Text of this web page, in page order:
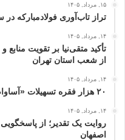
۱۵, مرداد, ۱۴۰۵
تراز تاب‌آوری فولادمبارکه در
۱۴, مرداد, ۱۴۰۵
تأکید متقی‌نیا بر تقویت
از شعب استان تهران
۱۴, مرداد, ۱۴۰۵
۲۰ هزار فقره تسهیلات «آساوام» اقتصادنوین پرداخت شد
۱۴, مرداد, ۱۴۰۵
روایت یک تقدیر؛ از پاسخگویی
اصفهان